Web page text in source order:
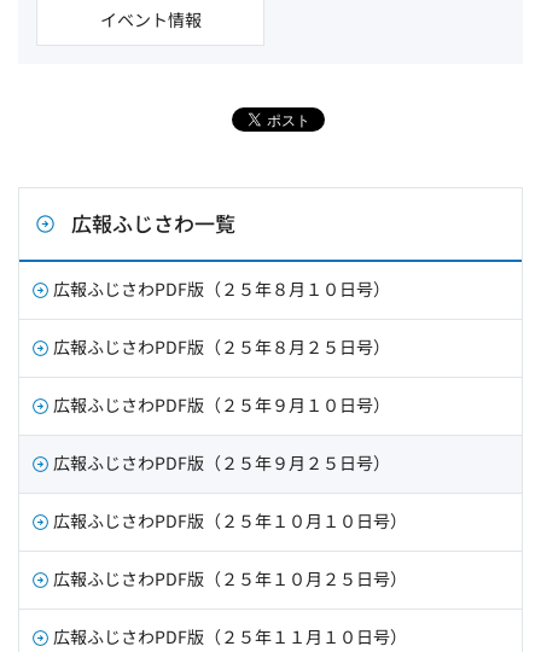
イベント情報
広報ふじさわ一覧
広報ふじさわPDF版（２５年８月１０日号）
広報ふじさわPDF版（２５年８月２５日号）
広報ふじさわPDF版（２５年９月１０日号）
広報ふじさわPDF版（２５年９月２５日号）
広報ふじさわPDF版（２５年１０月１０日号）
広報ふじさわPDF版（２５年１０月２５日号）
広報ふじさわPDF版（２５年１１月１０日号）